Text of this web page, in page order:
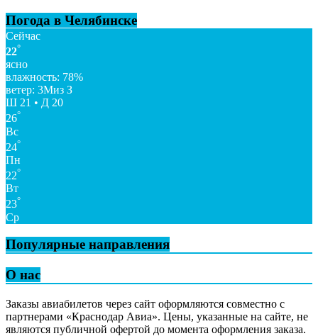
Погода в Челябинске
Сейчас
22°
ясно
влажность: 78%
ветер: 3Миз З
Ш 21 • Д 20
26°
Вс
24°
Пн
22°
Вт
23°
Ср
Популярные направления
О нас
Заказы авиабилетов через сайт оформляются совместно с
партнерами «Краснодар Авиа». Цены, указанные на сайте, не
являются публичной офертой до момента оформления заказа.